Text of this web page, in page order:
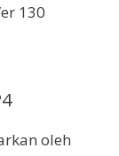
130
oleh